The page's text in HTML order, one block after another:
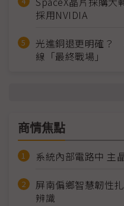
採用NVIDIA
光進銅退更明確？
線「最終戰場」
商情焦點
系統內部電路中 主
屏南偏鄉智慧韌性
辨識